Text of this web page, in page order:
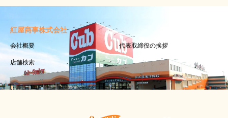
紅屋商事株式会社
会社概要 代表取締役の挨拶
店舗検索